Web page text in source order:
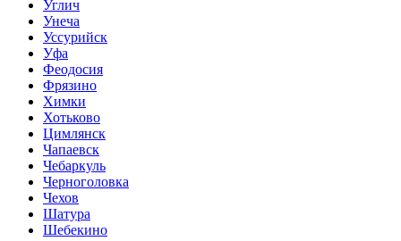
Углич
Унеча
Уссурийск
Уфа
Феодосия
Фрязино
Химки
Хотьково
Цимлянск
Чапаевск
Чебаркуль
Черноголовка
Чехов
Шатура
Шебекино